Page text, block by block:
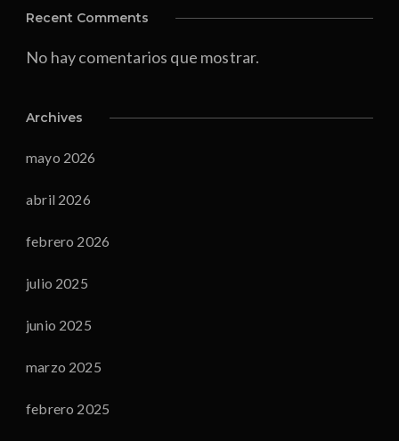
Recent Comments
No hay comentarios que mostrar.
Archives
mayo 2026
abril 2026
febrero 2026
julio 2025
junio 2025
marzo 2025
febrero 2025